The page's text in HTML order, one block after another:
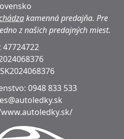
kamenná predajňa. Pre
z našich predajných miest.
47724722
SK2024068376
0948 833 533